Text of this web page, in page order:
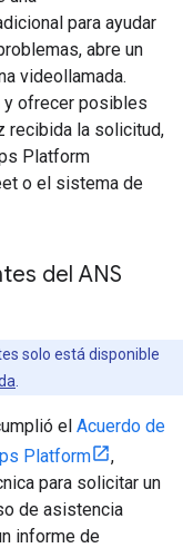
para ayudar
abre un
videollamada.
y ofrecer posibles
recibida la solicitud,
Platform
o el sistema de
del ANS
solo está disponible
el Acuerdo de
Platform
,
para solicitar un
de asistencia
informe de